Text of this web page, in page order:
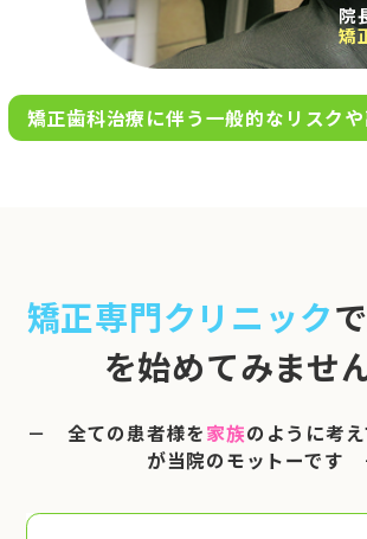
お問い合わせ
完全
0120-
※日曜は不定期で診療して
ます
院
矯
矯正歯科治療に伴う一般的なリスク
矯正専門クリニック
を始めてみませ
－ 全ての患者様を家族のように考
が当院のモットーです